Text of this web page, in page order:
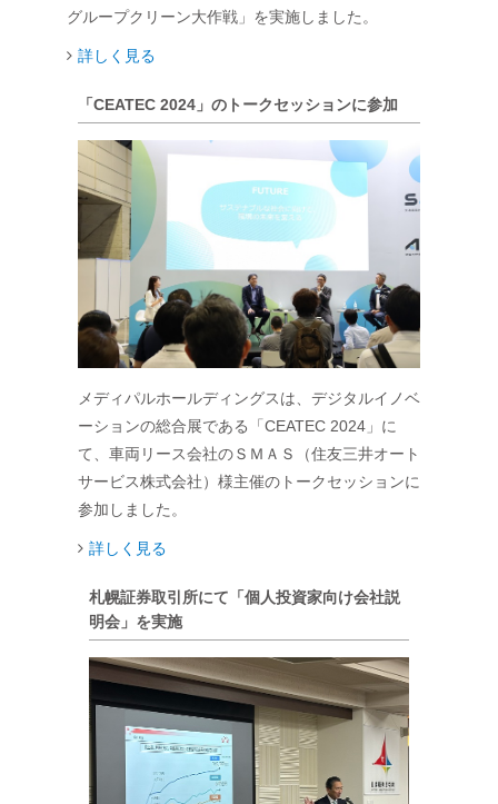
グループクリーン大作戦」を実施しました。
詳しく見る
「CEATEC 2024」のトークセッションに参加
メディパルホールディングスは、デジタルイノベ
ーションの総合展である「CEATEC 2024」に
て、車両リース会社のＳＭＡＳ（住友三井オート
サービス株式会社）様主催のトークセッションに
参加しました。
詳しく見る
札幌証券取引所にて「個人投資家向け会社説
明会」を実施